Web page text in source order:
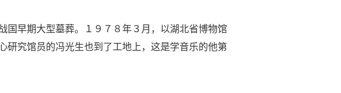
国早期大型墓葬。１９７８年３月，以湖北省博物馆
研究馆员的冯光生也到了工地上，这是学音乐的他第